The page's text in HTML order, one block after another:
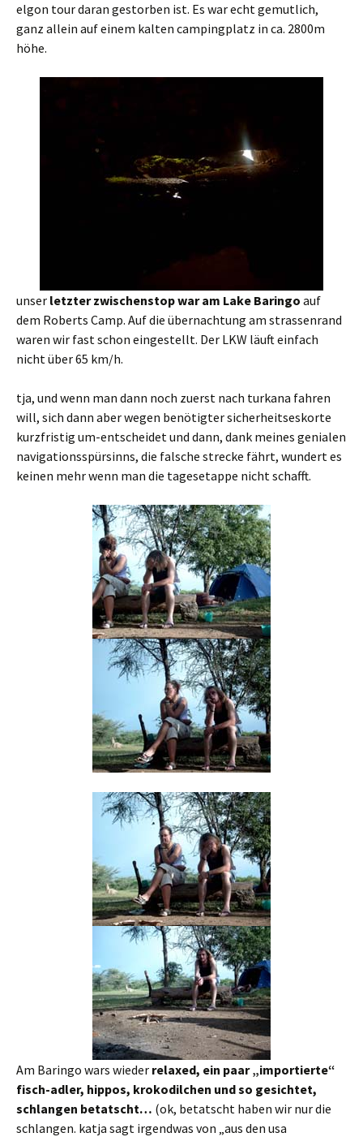
elgon tour daran gestorben ist. Es war echt gemutlich,
ganz allein auf einem kalten campingplatz in ca. 2800m
höhe.
unser letzter zwischenstop war am Lake Baringo auf
dem Roberts Camp. Auf die übernachtung am strassenrand
waren wir fast schon eingestellt. Der LKW läuft einfach
nicht über 65 km/h.
tja, und wenn man dann noch zuerst nach turkana fahren
will, sich dann aber wegen benötigter sicherheitseskorte
kurzfristig um-entscheidet und dann, dank meines genialen
navigationsspürsinns, die falsche strecke fährt, wundert es
keinen mehr wenn man die tagesetappe nicht schafft.
Am Baringo wars wieder relaxed, ein paar „importierte“
fisch-adler, hippos, krokodilchen und so gesichtet,
schlangen betatscht… (ok, betatscht haben wir nur die
schlangen. katja sagt irgendwas von „aus den usa